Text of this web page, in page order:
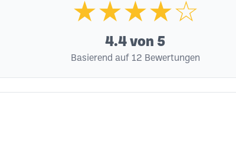
★★★★☆
4.4 von 5
Basierend auf 12 Bewertungen